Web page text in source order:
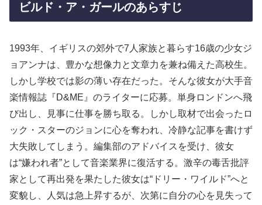
ビルド・ア・ガールのあらすじ
1993年、イギリスの郊外で7人家族と暮らす16歳の少女ジ
ョアンナは、豊かな想像力と文章力を兼ね備えた高校生。
しかし学校では影の薄い存在だった。そんな彼女が大手音
楽情報誌『D&ME』のライターに応募。単身ロンドンへ飛
び出し、見事に仕事を勝ち取る。しかし取材で出会ったロ
ック・スターのジョンに心を奪われ、冷静な記事を書けず
大失敗してしまう。編集部のアドバイスを受け、彼女
は“嫌われ者”として音楽業界に復活する。激辛の毒舌批評
家として再出発を果たした彼女は“ドリー・ワイルド”へと
変貌し、人気は急上昇するが、次第に自分の心を見失って